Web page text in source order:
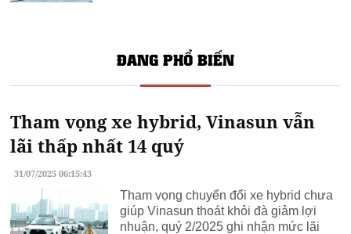
ĐANG PHỔ BIẾN
Tham vọng xe hybrid, Vinasun vẫn
lãi thấp nhất 14 quý
31/07/2025 06:15:43
Tham vọng chuyển đổi xe hybrid chưa
giúp Vinasun thoát khỏi đà giảm lợi
nhuận, quý 2/2025 ghi nhận mức lãi